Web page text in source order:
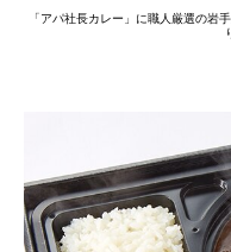
「アパ社長カレー」に職人厳選の岩